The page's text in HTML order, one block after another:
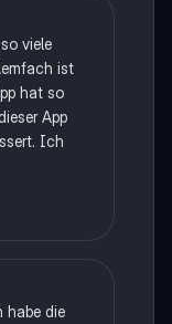
viele
ist
hat so
App
Ich
habe die